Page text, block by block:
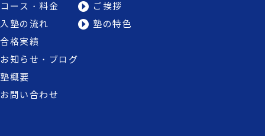
コース・料金
入塾の流れ
合格実績
お知らせ・ブログ
塾概要
お問い合わせ
ご挨拶
塾の特色